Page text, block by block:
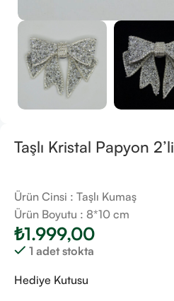
Taşlı Kristal Papyon 2’li
Ürün Cinsi : Taşlı Kumaş
Ürün Boyutu : 8*10 cm
₺1.999,00
1 adet stokta
Hediye Kutusu